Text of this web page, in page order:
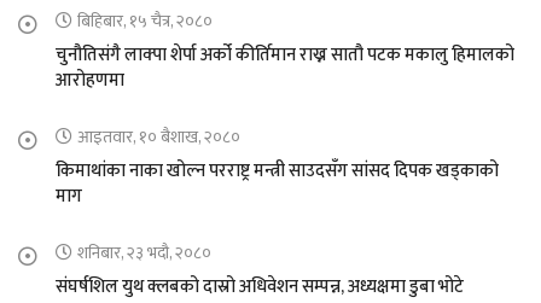
बिहिबार, १५ चैत्र, २०८०
चुनौतिसंगै लाक्पा शेर्पा अर्को कीर्तिमान राख्न सातौ पटक मकालु हिमालको
आरोहणमा
आइतवार, १० बैशाख, २०८०
किमाथांका नाका खोल्न परराष्ट्र मन्त्री साउदसँग सांसद दिपक खड्काको
माग
शनिबार, २३ भदौ, २०८०
संघर्षशिल युथ क्लबको दास्रो अधिवेशन सम्पन्न, अध्यक्षमा डुबा भोटे